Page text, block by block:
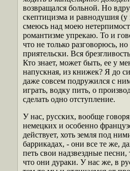
возвращался больной. Но
скептицизма и равнодушия
смеюсь над моею
романтизме упрекаю. То и
что не только разговорюсь,
приятельски. Вся
Кто знает, может быть, ее у
напускная, из книжек? Я до
даже совсем подружился с
играть, водку пить, о
сделать одно отступление.
У нас, русских, вообще
немецких и особенно
действует, хоть земля под
баррикадах, - они все те же,
петь свои надзвездные
что они дураки. У нас же, в